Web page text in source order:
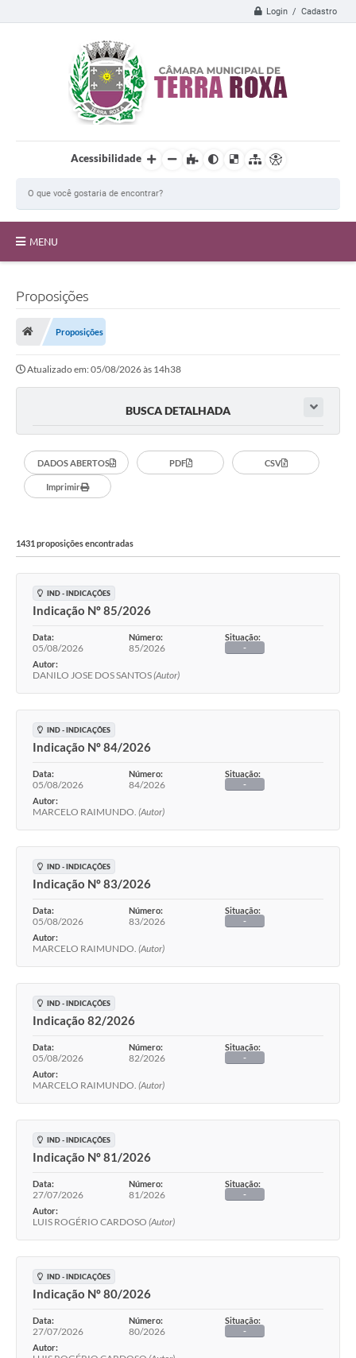
Login / Cadastro
Acessibilidade
MENU
Proposições
Legislação
Editais
SIC
Proposições
Proposições
Atualizado em: 05/08/2026 às 14h38
BUSCA DETALHADA
DADOS ABERTOS PDF CSV
Imprimir
1431 proposições encontradas
IND - INDICAÇÕES
Indicação Nº 85/2026
Data:
05/08/2026
Número:
85/2026
Situação:
-
Autor:
DANILO JOSE DOS SANTOS(Autor)
IND - INDICAÇÕES
Indicação Nº 84/2026
Data:
05/08/2026
Número:
84/2026
Situação:
-
Autor:
MARCELO RAIMUNDO. (Autor)
IND - INDICAÇÕES
Indicação Nº 83/2026
Data:
05/08/2026
Número:
83/2026
Situação:
-
Autor:
MARCELO RAIMUNDO. (Autor)
IND - INDICAÇÕES
Indicação 82/2026
Data:
05/08/2026
Número:
82/2026
Situação:
-
Autor:
MARCELO RAIMUNDO. (Autor)
IND - INDICAÇÕES
Indicação Nº 81/2026
Data:
27/07/2026
Número:
81/2026
Situação:
-
Autor:
LUIS ROGÉRIO CARDOSO (Autor)
IND - INDICAÇÕES
Indicação Nº 80/2026
Data:
27/07/2026
Número:
80/2026
Situação:
-
Autor: